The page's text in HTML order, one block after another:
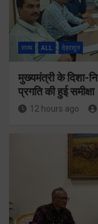
राज्य ALL देहरादून
मुख्यमंत्री के दिशा-
प्रगति की हुई समीक्षा
12 hours ago